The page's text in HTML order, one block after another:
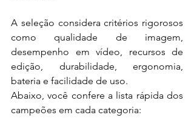
A seleção considera critérios rigorosos
como qualidade de imagem,
desempenho em vídeo, recursos de
edição, durabilidade, ergonomia,
bateria e facilidade de uso.
Abaixo, você confere a lista rápida dos
campeões em cada categoria: